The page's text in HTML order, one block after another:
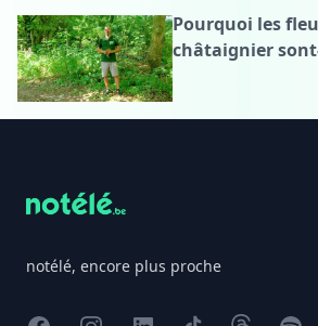
Pourquoi les
châtaignier
notélé, encore plus proche